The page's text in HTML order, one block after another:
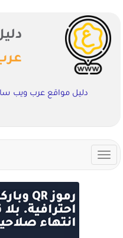
دليل مواقع عرب ويب
Toggle
navigation